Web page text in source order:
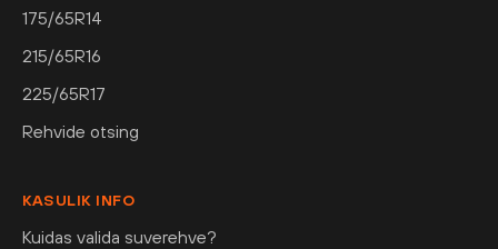
175/65R14
215/65R16
225/65R17
Rehvide otsing
KASULIK INFO
Kuidas valida suverehve?